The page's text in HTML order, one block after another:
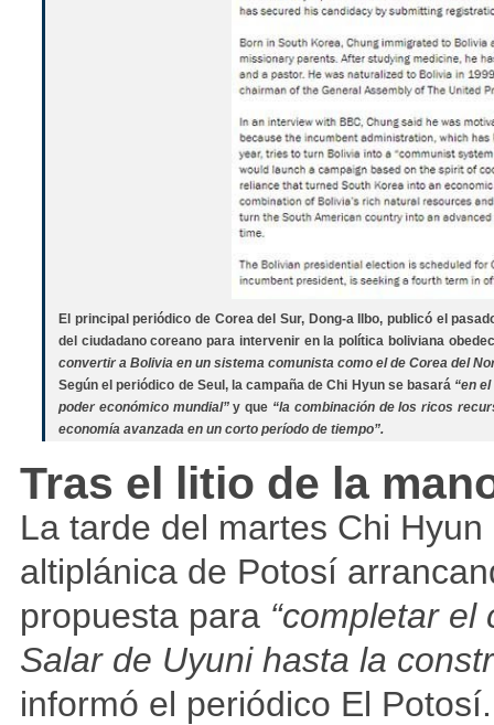
El principal periódico de Corea del Sur, Dong-a Ilbo, publicó el
del ciudadano coreano para intervenir en la política boliviana
convertir a Bolivia en un sistema comunista como el de Corea del
Según el periódico de Seul, la campaña de Chi Hyun se basará “en
poder económico mundial”y que “la combinación de los ricos
economía avanzada en un corto período de tiempo”.
Tras el litio de la
La tarde del martes Chi
altiplánica de Potosí
propuesta para “completar
Salar de Uyuni hasta la
informó el periódico El Potosí.